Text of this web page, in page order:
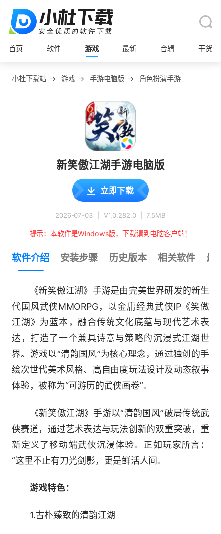
首页 软件 游戏 最新 合辑 干货
小杜下载站 → 游戏 → 手游电脑版 → 角色扮演手游
新笑傲江湖手游电脑版
立即下载
2026-07-03 V1.0.282.0 7.5MB
提示：本软件是Windows版，下载请到电脑客户端！
软件介绍 安装步骤 历史版本 相关软件 最
《新笑傲江湖》手游是由完美世界研发的新生
代国风武侠MMORPG，以金庸经典武侠IP《笑傲
江湖》为蓝本，融合传统文化底蕴与现代艺术表
达，打造了一个兼具诗意与策略的沉浸式江湖世
界。游戏以“清韵国风”为核心理念，通过独创的手
绘次世代美术风格、高自由度玩法设计及动态叙事
体验，被称为“可游历的武侠画卷”。
《新笑傲江湖》手游以“清韵国风”破局传统武
侠赛道，通过艺术表达与玩法创新的双重突破，重
新定义了移动端武侠沉浸体验。正如玩家所言：
“这里不止有刀光剑影，更是鲜活人间。
游戏特色：
1.古朴臻致的清韵江湖